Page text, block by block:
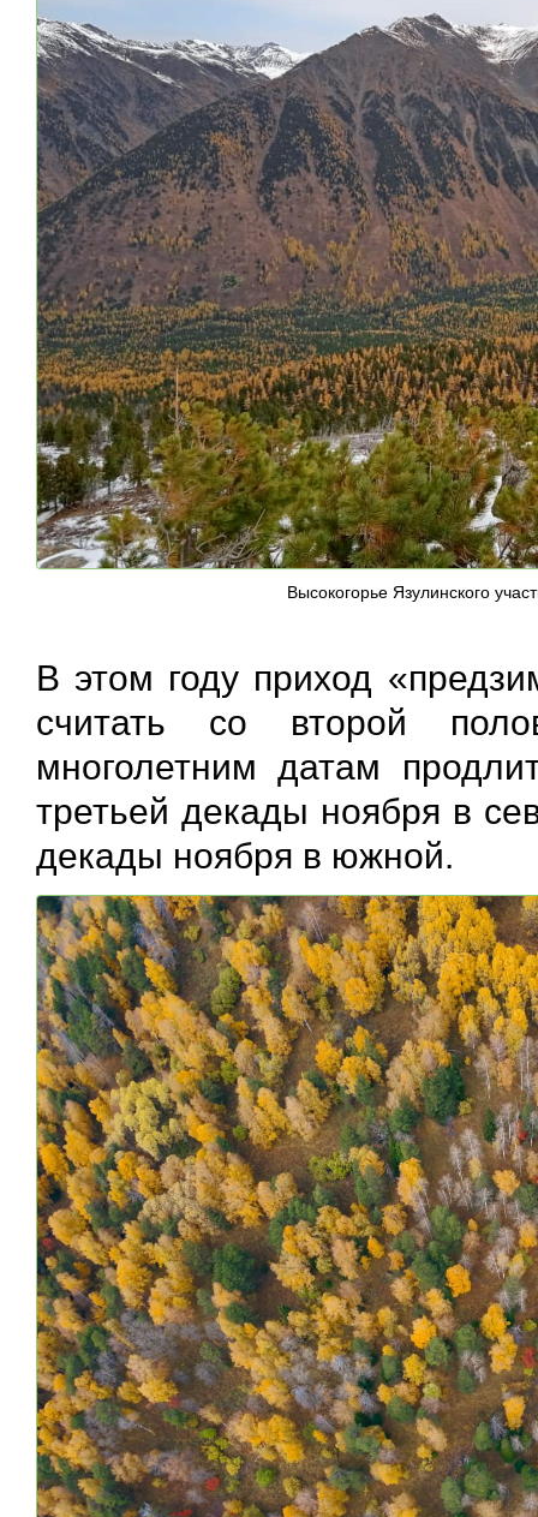
Высокогорье Язулинского
В этом году приход
считать со второй
многолетним датам
третьей декады ноября в
декады ноября в южной.